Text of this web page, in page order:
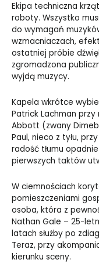
Ekipa techniczna
roboty. Wszystko
do wymagań
wzmacniaczach,
ostatniej próbie
zgromadzona
wyjdą muzycy.
Kapela wkrótce
Patrick Lachman przy
Abbott (zwany
Paul, nieco z tyłu,
radość tłumu
pierwszych taktów
W ciemnościach
pomieszczeniami
osoba, która z
Nathan Gale – 25-
latach służby po
Teraz, przy
kierunku sceny.